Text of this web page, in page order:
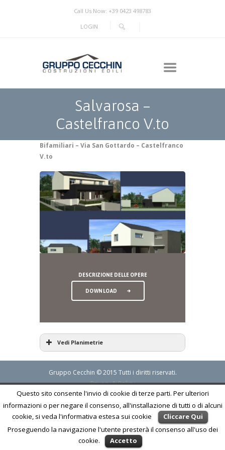
Call Us Now: +39 0423 498783
LOGIN
Salvarosa –
Castelfranco V.to
Bifamiliari – Via San Gottardo – Castelfranco
V.to
DESCRIZIONE DELLE OPERE
DOWNLOAD
Vedi Planimetrie
Gruppo Cecchin © 2015 Tutti i diritti riservati.
Privacy & Policy
Questo sito consente l'invio di cookie di terze parti. Per ulteriori
informazioni o per negare il consenso, all'installazione di tutti o di alcuni
cookie, si veda l'informativa estesa sui cookie
Cliccare Qui
Proseguendo la navigazione l'utente presterà il consenso all'uso dei
cookie.
Accetto